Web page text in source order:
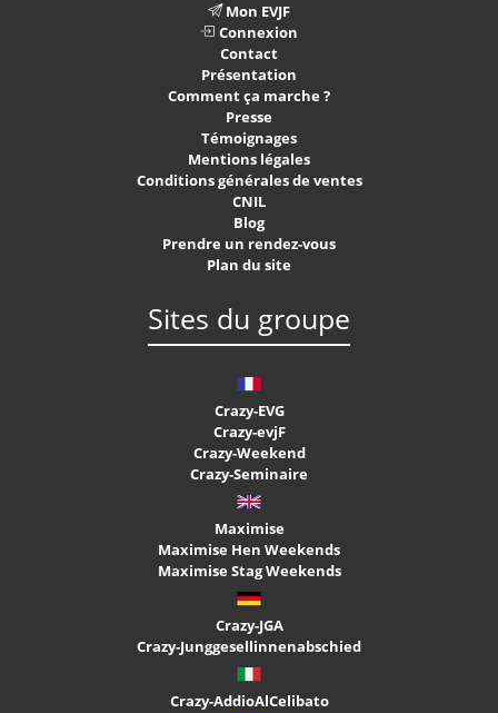
Mon EVJF
Connexion
Contact
Présentation
Comment ça marche ?
Presse
Témoignages
Mentions légales
Conditions générales de ventes
CNIL
Blog
Prendre un rendez-vous
Plan du site
Sites du groupe
Crazy-EVG
Crazy-evjF
Crazy-Weekend
Crazy-Seminaire
Maximise
Maximise Hen Weekends
Maximise Stag Weekends
Crazy-JGA
Crazy-Junggesellinnenabschied
Crazy-AddioAlCelibato